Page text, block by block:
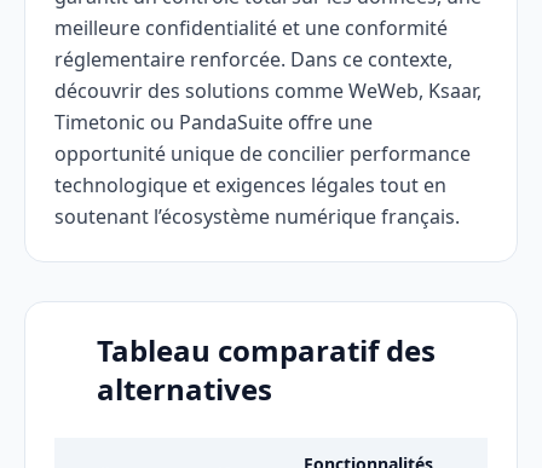
meilleure confidentialité et une conformité
réglementaire renforcée. Dans ce contexte,
découvrir des solutions comme WeWeb, Ksaar,
Timetonic ou PandaSuite offre une
opportunité unique de concilier performance
technologique et exigences légales tout en
soutenant l’écosystème numérique français.
Tableau comparatif des
alternatives